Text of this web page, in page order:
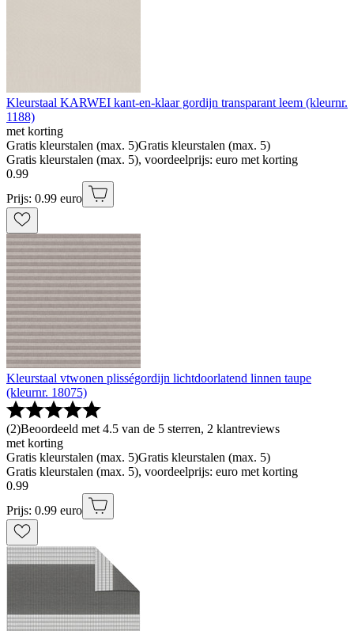
Kleurstaal KARWEI kant-en-klaar gordijn transparant leem (kleurnr.
1188)
met korting
Gratis kleurstalen (max. 5)Gratis kleurstalen (max. 5)
Gratis kleurstalen (max. 5), voordeelprijs: euro met korting
0.99
Prijs: 0.99 euro
Kleurstaal vtwonen plisségordijn lichtdoorlatend linnen taupe
(kleurnr. 18075)
(2)Beoordeeld met 4.5 van de 5 sterren, 2 klantreviews
met korting
Gratis kleurstalen (max. 5)Gratis kleurstalen (max. 5)
Gratis kleurstalen (max. 5), voordeelprijs: euro met korting
0.99
Prijs: 0.99 euro